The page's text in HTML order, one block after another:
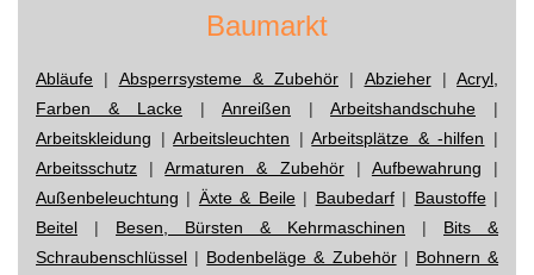
Baumarkt
Abläufe | Absperrsysteme & Zubehör | Abzieher| Acryl,
Farben & Lacke | Anreißen | Arbeitshandschuhe |
Arbeitskleidung |Arbeitsleuchten |Arbeitsplätze & -hilfen |
Arbeitsschutz |Armaturen & Zubehör| Aufbewahrung |
Außenbeleuchtung | Äxte & Beile| Baubedarf| Baustoffe|
Beitel | Besen, Bürsten & Kehrmaschinen | Bits &
Schraubenschlüssel | Bodenbeläge & Zubehör| Bohnern &